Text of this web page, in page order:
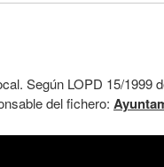
Según LOPD 15/1999
del fichero: